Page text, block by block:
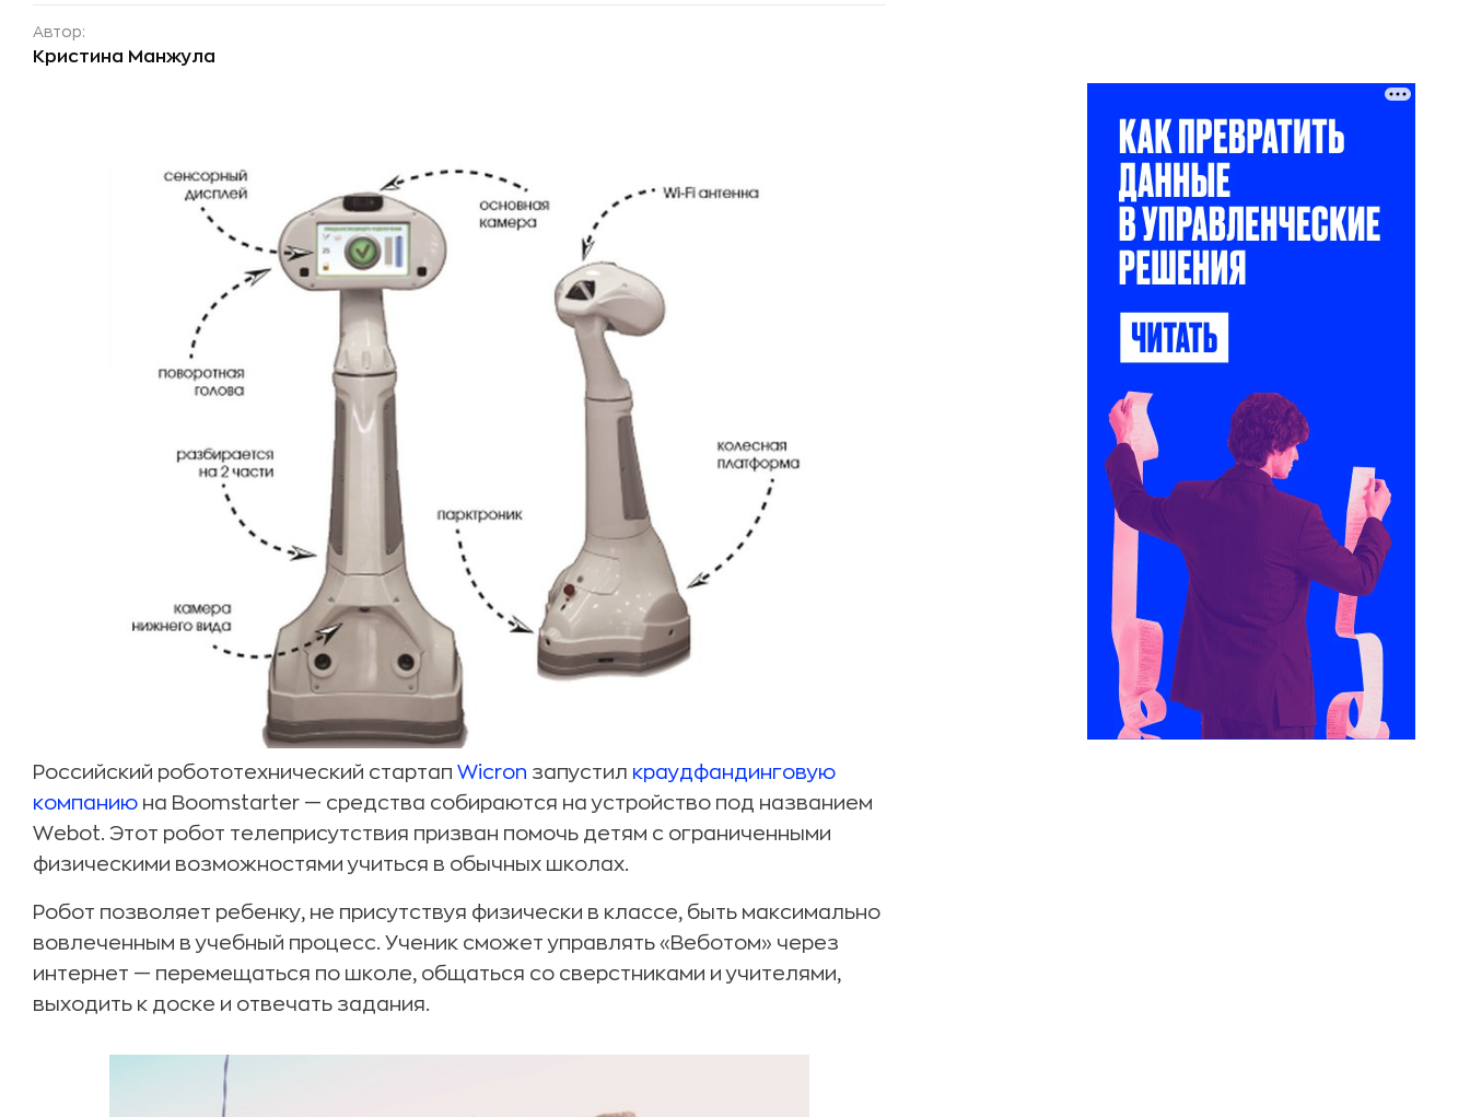
Автор:
Кристина Манжула
Российский робототехнический стартап Wicron запустил краудфандинговую
компанию на Boomstarter — средства собираются на устройство под названием
Webot. Этот робот телеприсутствия призван помочь детям с ограниченными
физическими возможностями учиться в обычных школах.
Робот позволяет ребенку, не присутствуя физически в классе, быть максимально
вовлеченным в учебный процесс. Ученик сможет управлять «Веботом» через
интернет — перемещаться по школе, общаться со сверстниками и учителями,
выходить к доске и отвечать задания.